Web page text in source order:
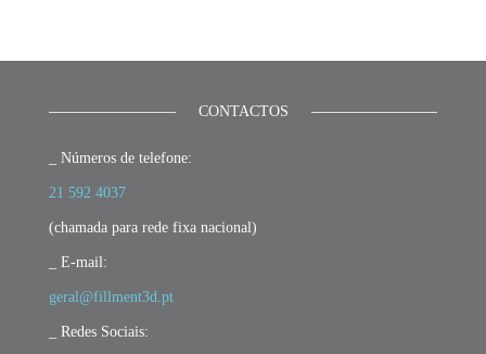
CONTACTOS
_ Números de telefone:
21 592 4037
(chamada para rede fixa nacional)
_ E-mail:
geral@fillment3d.pt
_ Redes Sociais: